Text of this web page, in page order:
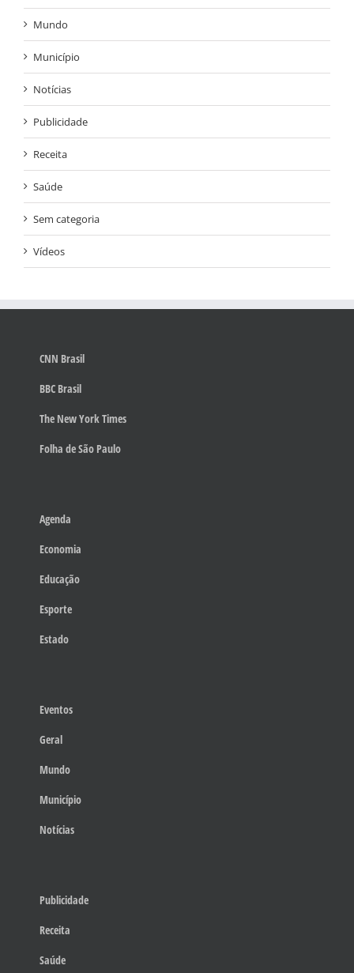
Mundo
Município
Notícias
Publicidade
Receita
Saúde
Sem categoria
Vídeos
CNN Brasil
BBC Brasil
The New York Times
Folha de São Paulo
Agenda
Economia
Educação
Esporte
Estado
Eventos
Geral
Mundo
Município
Notícias
Publicidade
Receita
Saúde